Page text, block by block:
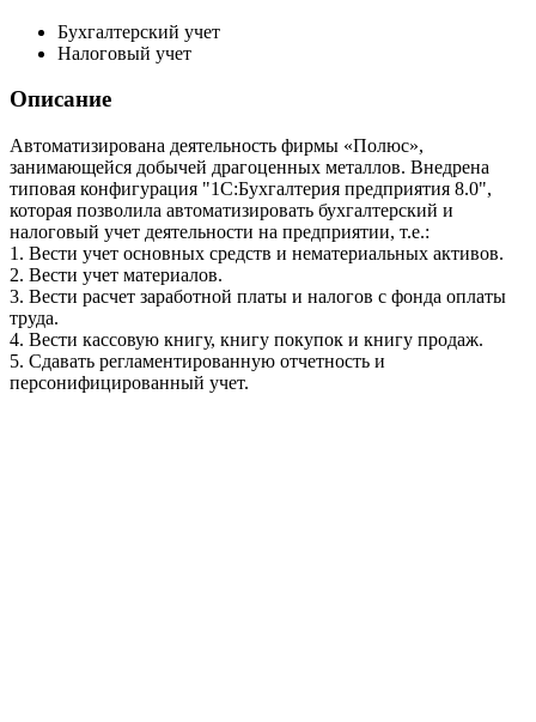
Бухгалтерский учет
Налоговый учет
Описание
Автоматизирована деятельность фирмы «Полюс»,
занимающейся добычей драгоценных металлов. Внедрена
типовая конфигурация "1С:Бухгалтерия предприятия 8.0",
которая позволила автоматизировать бухгалтерский и
налоговый учет деятельности на предприятии, т.е.:
1. Вести учет основных средств и нематериальных активов.
2. Вести учет материалов.
3. Вести расчет заработной платы и налогов с фонда оплаты
труда.
4. Вести кассовую книгу, книгу покупок и книгу продаж.
5. Сдавать регламентированную отчетность и
персонифицированный учет.